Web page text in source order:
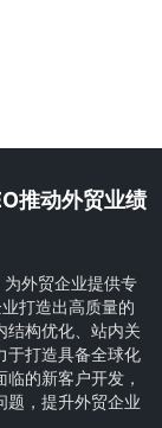
推动外贸业绩
外贸企业提供专
打造出高质量的
结构优化、站内关
于打造具备全球化
的新客户开发，
题，提升外贸企业